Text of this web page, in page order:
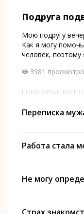
Подруга
Мою подругу
Как я могу
человек, поэтому
3981
ПОПУЛЯРНЫЕ
Переписка
Работа стала
Не могу